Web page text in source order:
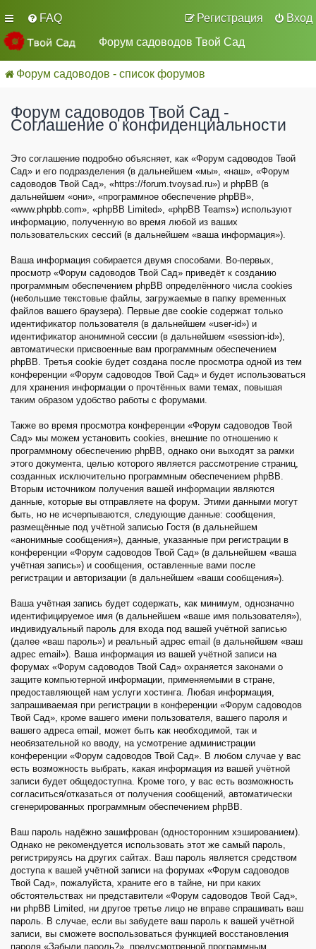
FAQ Вход
Регистрация
Форум садоводов Твой Сад
Форум садоводов - список форумов
Форум садоводов Твой Сад -
Соглашение о конфиденциальности
Это соглашение подробно объясняет, как «Форум садоводов Твой
Сад» и его подразделения (в дальнейшем «мы», «наш», «Форум
садоводов Твой Сад», «https://forum.tvoysad.ru») и phpBB (в
дальнейшем «они», «программное обеспечение phpBB»,
«www.phpbb.com», «phpBB Limited», «phpBB Teams») используют
информацию, полученную во время любой из ваших
пользовательских сессий (в дальнейшем «ваша информация»).
Ваша информация собирается двумя способами. Во-первых,
просмотр «Форум садоводов Твой Сад» приведёт к созданию
программным обеспечением phpBB определённого числа cookies
(небольшие текстовые файлы, загружаемые в папку временных
файлов вашего браузера). Первые две cookie содержат только
идентификатор пользователя (в дальнейшем «user-id») и
идентификатор анонимной сессии (в дальнейшем «session-id»),
автоматически присвоенные вам программным обеспечением
phpBB. Третья cookie будет создана после просмотра одной из тем
конференции «Форум садоводов Твой Сад» и будет использоваться
для хранения информации о прочтённых вами темах, повышая
таким образом удобство работы с форумами.
Также во время просмотра конференции «Форум садоводов Твой
Сад» мы можем установить cookies, внешние по отношению к
программному обеспечению phpBB, однако они выходят за рамки
этого документа, целью которого является рассмотрение страниц,
созданных исключительно программным обеспечением phpBB.
Вторым источником получения вашей информации являются
данные, которые вы отправляете на форум. Этими данными могут
быть, но не исчерпываются, следующие данные: сообщения,
размещённые под учётной записью Гостя (в дальнейшем
«анонимные сообщения»), данные, указанные при регистрации в
конференции «Форум садоводов Твой Сад» (в дальнейшем «ваша
учётная запись») и сообщения, оставленные вами после
регистрации и авторизации (в дальнейшем «ваши сообщения»).
Ваша учётная запись будет содержать, как минимум, однозначно
идентифицируемое имя (в дальнейшем «ваше имя пользователя»),
индивидуальный пароль для входа под вашей учётной записью
(далее «ваш пароль») и реальный адрес email (в дальнейшем «ваш
адрес email»). Ваша информация из вашей учётной записи на
форумах «Форум садоводов Твой Сад» охраняется законами о
защите компьютерной информации, применяемыми в стране,
предоставляющей нам услуги хостинга. Любая информация,
запрашиваемая при регистрации в конференции «Форум садоводов
Твой Сад», кроме вашего имени пользователя, вашего пароля и
вашего адреса email, может быть как необходимой, так и
необязательной ко вводу, на усмотрение администрации
конференции «Форум садоводов Твой Сад». В любом случае у вас
есть возможность выбрать, какая информация из вашей учётной
записи будет общедоступна. Кроме того, у вас есть возможность
согласиться/отказаться от получения сообщений, автоматически
сгенерированных программным обеспечением phpBB.
Ваш пароль надёжно зашифрован (односторонним хэшированием).
Однако не рекомендуется использовать этот же самый пароль,
регистрируясь на других сайтах. Ваш пароль является средством
доступа к вашей учётной записи на форумах «Форум садоводов
Твой Сад», пожалуйста, храните его в тайне, ни при каких
обстоятельствах ни представители «Форум садоводов Твой Сад»,
ни phpBB Limited, ни другое третье лицо не вправе спрашивать ваш
пароль. В случае, если вы забудете ваш пароль к вашей учётной
записи, вы сможете воспользоваться функцией восстановления
пароля «Забыли пароль?», предусмотренной программным